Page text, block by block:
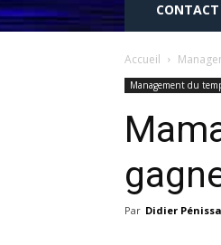
CONTACT
Accueil
Management du
Par Didier